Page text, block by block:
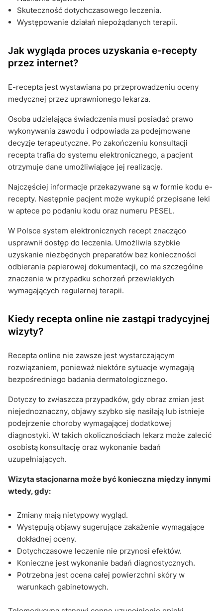
Skuteczność dotychczasowego leczenia.
Występowanie działań niepożądanych terapii.
Jak wygląda proces uzyskania e-recepty
przez internet?
E-recepta jest wystawiana po przeprowadzeniu oceny
medycznej przez uprawnionego lekarza.
Osoba udzielająca świadczenia musi posiadać prawo
wykonywania zawodu i odpowiada za podejmowane
decyzje terapeutyczne. Po zakończeniu konsultacji
recepta trafia do systemu elektronicznego, a pacjent
otrzymuje dane umożliwiające jej realizację.
Najczęściej informacje przekazywane są w formie kodu e-
recepty. Następnie pacjent może wykupić przepisane leki
w aptece po podaniu kodu oraz numeru PESEL.
W Polsce system elektronicznych recept znacząco
usprawnił dostęp do leczenia. Umożliwia szybkie
uzyskanie niezbędnych preparatów bez konieczności
odbierania papierowej dokumentacji, co ma szczególne
znaczenie w przypadku schorzeń przewlekłych
wymagających regularnej terapii.
Kiedy recepta online nie zastąpi tradycyjnej
wizyty?
Recepta online nie zawsze jest wystarczającym
rozwiązaniem, ponieważ niektóre sytuacje wymagają
bezpośredniego badania dermatologicznego.
Dotyczy to zwłaszcza przypadków, gdy obraz zmian jest
niejednoznaczny, objawy szybko się nasilają lub istnieje
podejrzenie choroby wymagającej dodatkowej
diagnostyki. W takich okolicznościach lekarz może zalecić
osobistą konsultację oraz wykonanie badań
uzupełniających.
Wizyta stacjonarna może być konieczna między innymi
wtedy, gdy:
Zmiany mają nietypowy wygląd.
Występują objawy sugerujące zakażenie wymagające
dokładnej oceny.
Dotychczasowe leczenie nie przynosi efektów.
Konieczne jest wykonanie badań diagnostycznych.
Potrzebna jest ocena całej powierzchni skóry w
warunkach gabinetowych.